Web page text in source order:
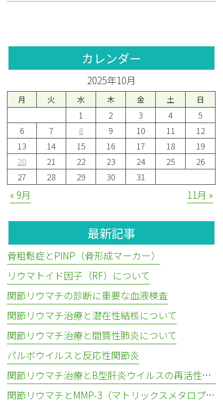
カレンダー
2025年10月
月 火 水 木 金 土 日
1 2 3 4
5
6
7 8 9 10 11
12
13
14 15 16 17 18
19
20
21 22 23 24 25
26
27
28 29 30 31
« 9月 11月 »
最新記事
骨粗鬆症とPINP（骨形成マーカー）
リウマトイド因子（RF）について
関節リウマチの診断に重要な血液検査
関節リウマチ治療と潜在性結核について
関節リウマチ治療と間質性肺炎について
パルボウイルスと反応性関節炎
関節リウマチ治療とB型肝炎ウイルスの再活性化について
関節リウマチとMMP-3（マトリックスメタロプロテアーゼ3）